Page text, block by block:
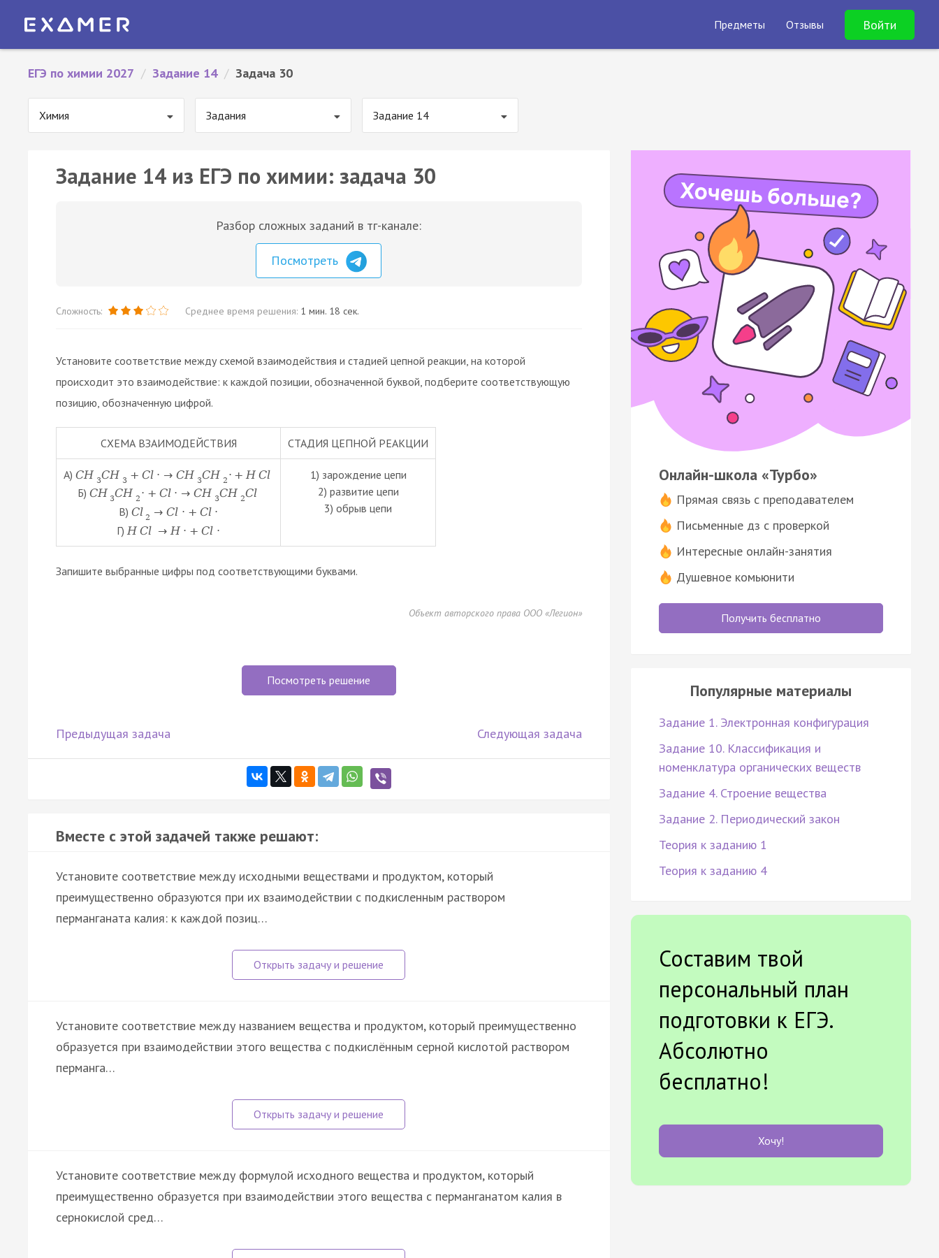
Предметы Отзывы Войти
ЕГЭ по химии 2027 / Задание 14 / Задача 30
Химия Задания Задание 14
Задание 14 из ЕГЭ по химии: задача 30
Разбор сложных заданий в тг-канале:
Посмотреть
Сложность: Среднее время решения: 1 мин. 18 сек.
Установите соответствие между схемой взаимодействия и стадией цепной реакции, на которой
происходит это взаимодействие: к каждой позиции, обозначенной буквой, подберите соответствующую
позицию, обозначенную цифрой.
СХЕМА ВЗАИМОДЕЙСТВИЯ СТАДИЯ ЦЕПНОЙ РЕАКЦИИ
А)CH 3CH 3 + Cl · → CH 3CH 2 · + H Cl
Б) CH 3CH 2 · + Cl · → CH 3CH 2Cl
В) Cl 2 → Cl · + Cl ·
Г) H Cl → H · + Cl ·
1) зарождение цепи
2) развитие цепи
3) обрыв цепи
Запишите выбранные цифры под соответствующими буквами.
Объект авторского права ООО «Легион»
Посмотреть решение
Предыдущая задача Следующая задача
Вместе с этой задачей также решают:
Установите соответствие между исходными веществами и продуктом, который
преимущественно образуются при их взаимодействии с подкисленным раствором
перманганата калия: к каждой позиц…
Установите соответствие между названием вещества и продуктом, который преимущественно
образуется при взаимодействии этого вещества с подкислённым серной кислотой раствором
перманга…
Установите соответствие между формулой исходного вещества и продуктом, который
преимущественно образуется при взаимодействии этого вещества с перманганатом калия в
сернокислой сред…
Онлайн-школа «Турбо»
Прямая связь с преподавателем
Письменные дз с проверкой
Интересные онлайн-занятия
Душевное комьюнити
Получить бесплатно
Популярные материалы
Задание 1. Электронная конфигурация
Задание 10. Классификация и
номенклатура органических веществ
Задание 4. Строение вещества
Задание 2. Периодический закон
Теория к заданию 1
Теория к заданию 4
Составим твой
персональный план
подготовки к ЕГЭ.
Абсолютно
бесплатно!
Хочу!